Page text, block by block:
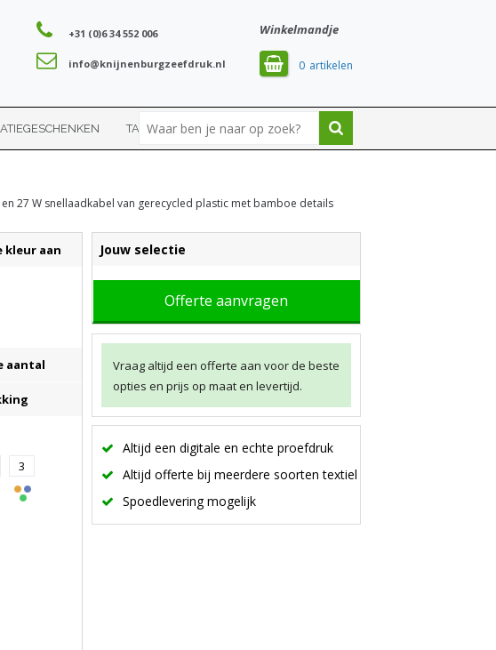
Winkelmandje
0
+31 (0)6 34 552 006
info@knijnenburgzeefdruk.nl
TASSEN SPORT
27 W snellaadkabel van gerecycled plastic met bamboe details
kleur aan
aantal
3
Jouw selectie
Offerte aanvragen
Vraag altijd een offerte aan voor de beste
opties en prijs op maat en levertijd.
Altijd een digitale en echte proefdruk
Altijd offerte bij meerdere soorten textiel
Spoedlevering mogelijk